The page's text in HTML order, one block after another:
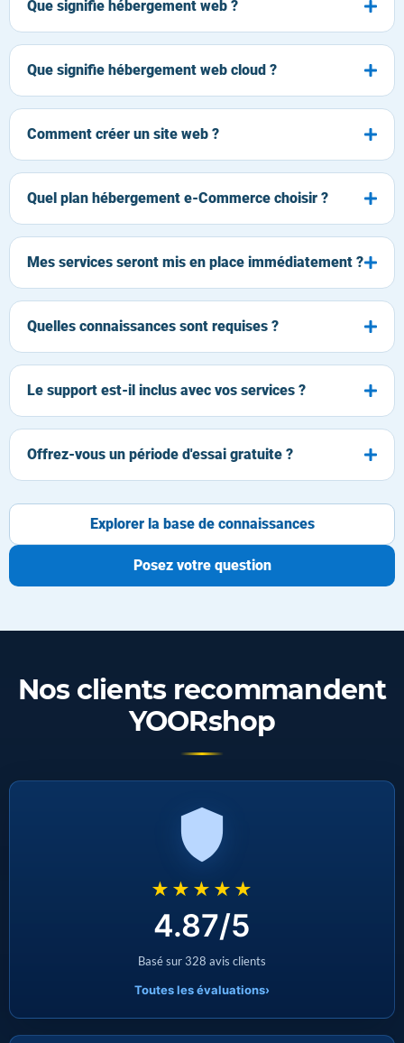
Que signifie hébergement web ?
Que signifie hébergement web cloud ?
Comment créer un site web ?
Quel plan hébergement e-Commerce choisir ?
Mes services seront mis en place immédiatement ?
Quelles connaissances sont requises ?
Le support est-il inclus avec vos services ?
Offrez-vous un période d'essai gratuite ?
Explorer la base de connaissances
Posez votre question
Nos clients recommandent
YOORshop
★★★★★
4.87/5
Basé sur 328 avis clients
Toutes les évaluations›